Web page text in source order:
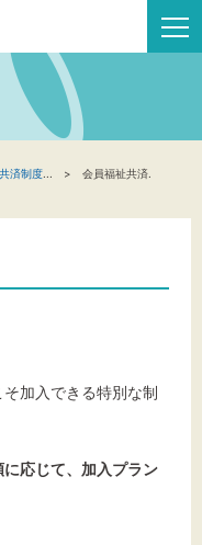
済制度 会員福祉共済.
加入できる特別な制
応じて、加入プラン